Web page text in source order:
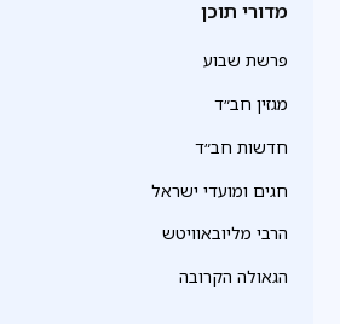
מדורי תוכן
פרשת שבוע
מגזין חב״ד
חדשות חב״ד
חגים ומועדי ישראל
הרבי מליובאוויטש
הגאולה הקרובה